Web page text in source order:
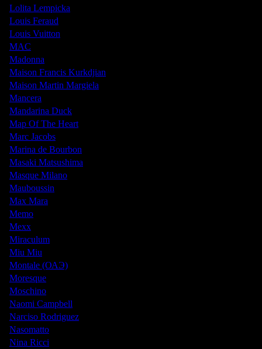
Lolita Lempicka
Louis Feraud
Louis Vuitton
MAC
Madonna
Maison Francis Kurkdjian
Maison Martin Margiela
Mancera
Mandarina Duck
Map Of The Heart
Marc Jacobs
Marina de Bourbon
Masaki Matsushima
Masque Milano
Mauboussin
Max Mara
Memo
Mexx
Miraculum
Miu Miu
Montale (ОАЭ)
Moresque
Moschino
Naomi Campbell
Narciso Rodriguez
Nasomatto
Nina Ricci